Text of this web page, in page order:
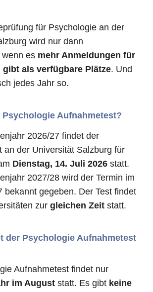
für Psychologie an der
wird nur dann
es mehr Anmeldungen für
gibt als verfügbare Plätze. Und
jedes Jahr so.
Psychologie Aufnahmetest?
2026/27 findet der
an der Universität Salzburg für
Dienstag, 14. Juli 2026 statt.
2027/28 wird der Termin im
bekannt gegeben. Der Test findet
zur gleichen Zeit statt.
der Psychologie Aufnahmetest
Aufnahmetest findet nur
im August statt. Es gibt keine